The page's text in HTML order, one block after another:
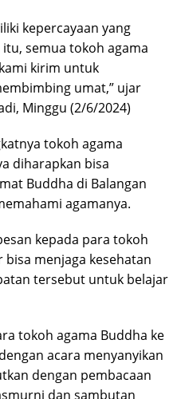
kepercayaan yang
semua tokoh agama
kirim untuk
umat,” ujar
Minggu (2/6/2024)
tokoh agama
diharapkan bisa
Buddha di Balangan
agamanya.
kepada para tokoh
menjaga kesehatan
tersebut untuk belajar
tokoh agama Buddha ke
acara menyanyikan
dengan pembacaan
dan sambutan